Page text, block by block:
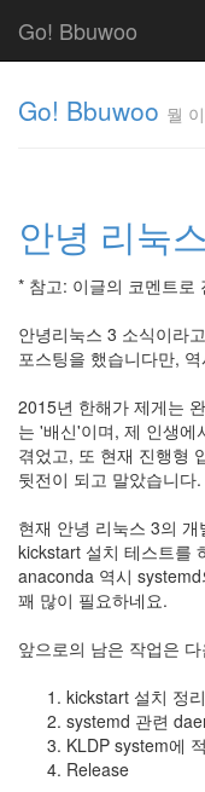
Go! Bbuwoo
Go! Bbuwoo 뭘
안녕 리눅
* 참고: 이글의 코멘트로
안녕리눅스 3 소식이라
포스팅을 했습니다만,
2015년 한해가 제게는
는 '배신'이며, 제 인생에
겪었고, 또 현재 진행형
뒷전이 되고 말았습니다.
현재 안녕 리눅스 3의
kickstart 설치 테스트를
anaconda 역시
꽤 많이 필요하네요.
앞으로의 남은 작업은
kickstart 설치 정리
systemd 관련
KLDP system에
Release
걸..
김
균
Cloud
안
녕
리
눅
스
AnNyung
Firefox
Mozilla